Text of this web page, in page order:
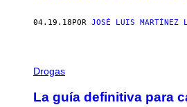
04.19.18POR JOSÉ LUIS MARTÍNEZ
Drogas
La guía definitiva para